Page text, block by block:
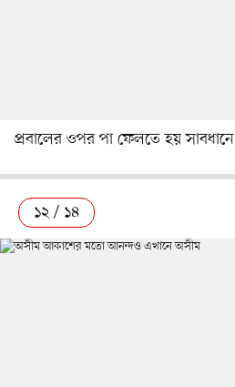
প্রবালের ওপর পা ফেলতে হয় সাবধানে
১২ / ১৪